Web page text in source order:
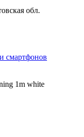
обл.
смартфонов
1m white